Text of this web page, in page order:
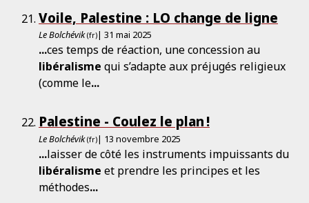
Voile, Palestine : LO change de ligne
Le Bolchévik (fr)| 31 mai 2025
...ces temps de réaction, une concession au
libéralisme qui s’adapte aux préjugés religieux
(comme le...
Palestine - Coulez le plan !
Le Bolchévik (fr)| 13 novembre 2025
...laisser de côté les instruments impuissants du
libéralisme et prendre les principes et les
méthodes...